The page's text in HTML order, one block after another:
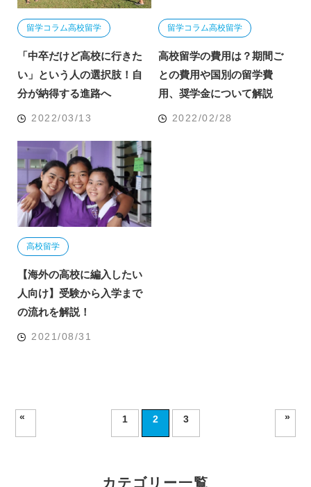
留学コラム高校留学
「中卒だけど高校に行きた
い」という人の選択肢！自
分が納得する進路へ
2022/03/13
留学コラム高校留学
高校留学の費用は？期間ご
との費用や国別の留学費
用、奨学金について解説
2022/02/28
高校留学
【海外の高校に編入したい
人向け】受験から入学まで
の流れを解説！
2021/08/31
« 1 2 3 »
カテゴリー一覧